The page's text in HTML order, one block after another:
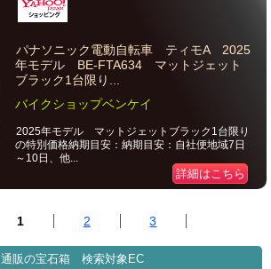
パナソニック電動自転車 ティモA 2025
年モデル BE-FTA634 マットジェット
ブラック1台限り...
バイクショップベンケイ
2025年モデル マットジェットブラック1台限り
の特別価格納期目安：納期目安：自社便地域7日
～10日、他...
詳細はこちら
1 2 3
通販の宝石箱 検索対象EC